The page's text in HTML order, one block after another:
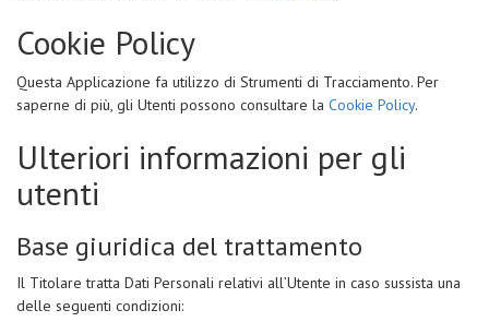
Cookie Policy
Questa Applicazione fa utilizzo di Strumenti di Tracciamento. Per
saperne di più, gli Utenti possono consultare la Cookie Policy.
Ulteriori informazioni per gli
utenti
Base giuridica del trattamento
Il Titolare tratta Dati Personali relativi all’Utente in caso sussista una
delle seguenti condizioni: